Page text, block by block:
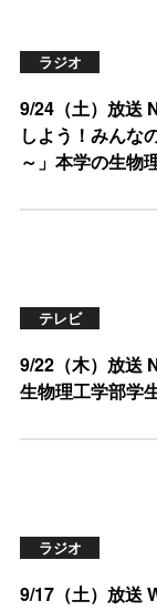
ラジオ
9/24（土）放送
しよう！みんな
～」本学の生物
テレビ
9/22（木）放送
生物理工学部学
ラジオ
9/17（土）放送